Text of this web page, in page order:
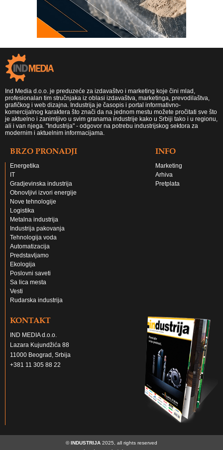
Ind Media d.o.o. je preduzeće za izdavaštvo i marketing koje čini mlad,
profesionalan tim stručnjaka iz oblasi izdavaštva, marketinga, prevodilaštva,
grafičkog i web dizajna. Industrija je časopis i portal informativno-
komercijalnog karaktera što znači da na jednom mestu možete pročitati sve što
je aktuelno i zanimljivo u svim granama industrije kako u Srbiji tako i u regionu,
ali i van njega. "Industrija" - odgovor na potrebu industrijskog sektora za
modernim i aktuelnim informacijama.
BRZO PRONADJI
Energetika
IT
Gradjevinska industrija
Obnovljivi izvori energije
Nove tehnologije
Logistika
Metalna industrija
Industrija pakovanja
Tehnologija voda
Automatizacija
Predstavljamo
Ekologija
Poslovni saveti
Sa lica mesta
Vesti
Rudarska industrija
INFO
Marketing
Arhiva
Pretplata
KONTAKT
IND MEDIA d.o.o.
Lazara Kujundžića 88
11000 Beograd, Srbija
+381 11 305 88 22
©INDUSTRIJA 2025, all rights reserved